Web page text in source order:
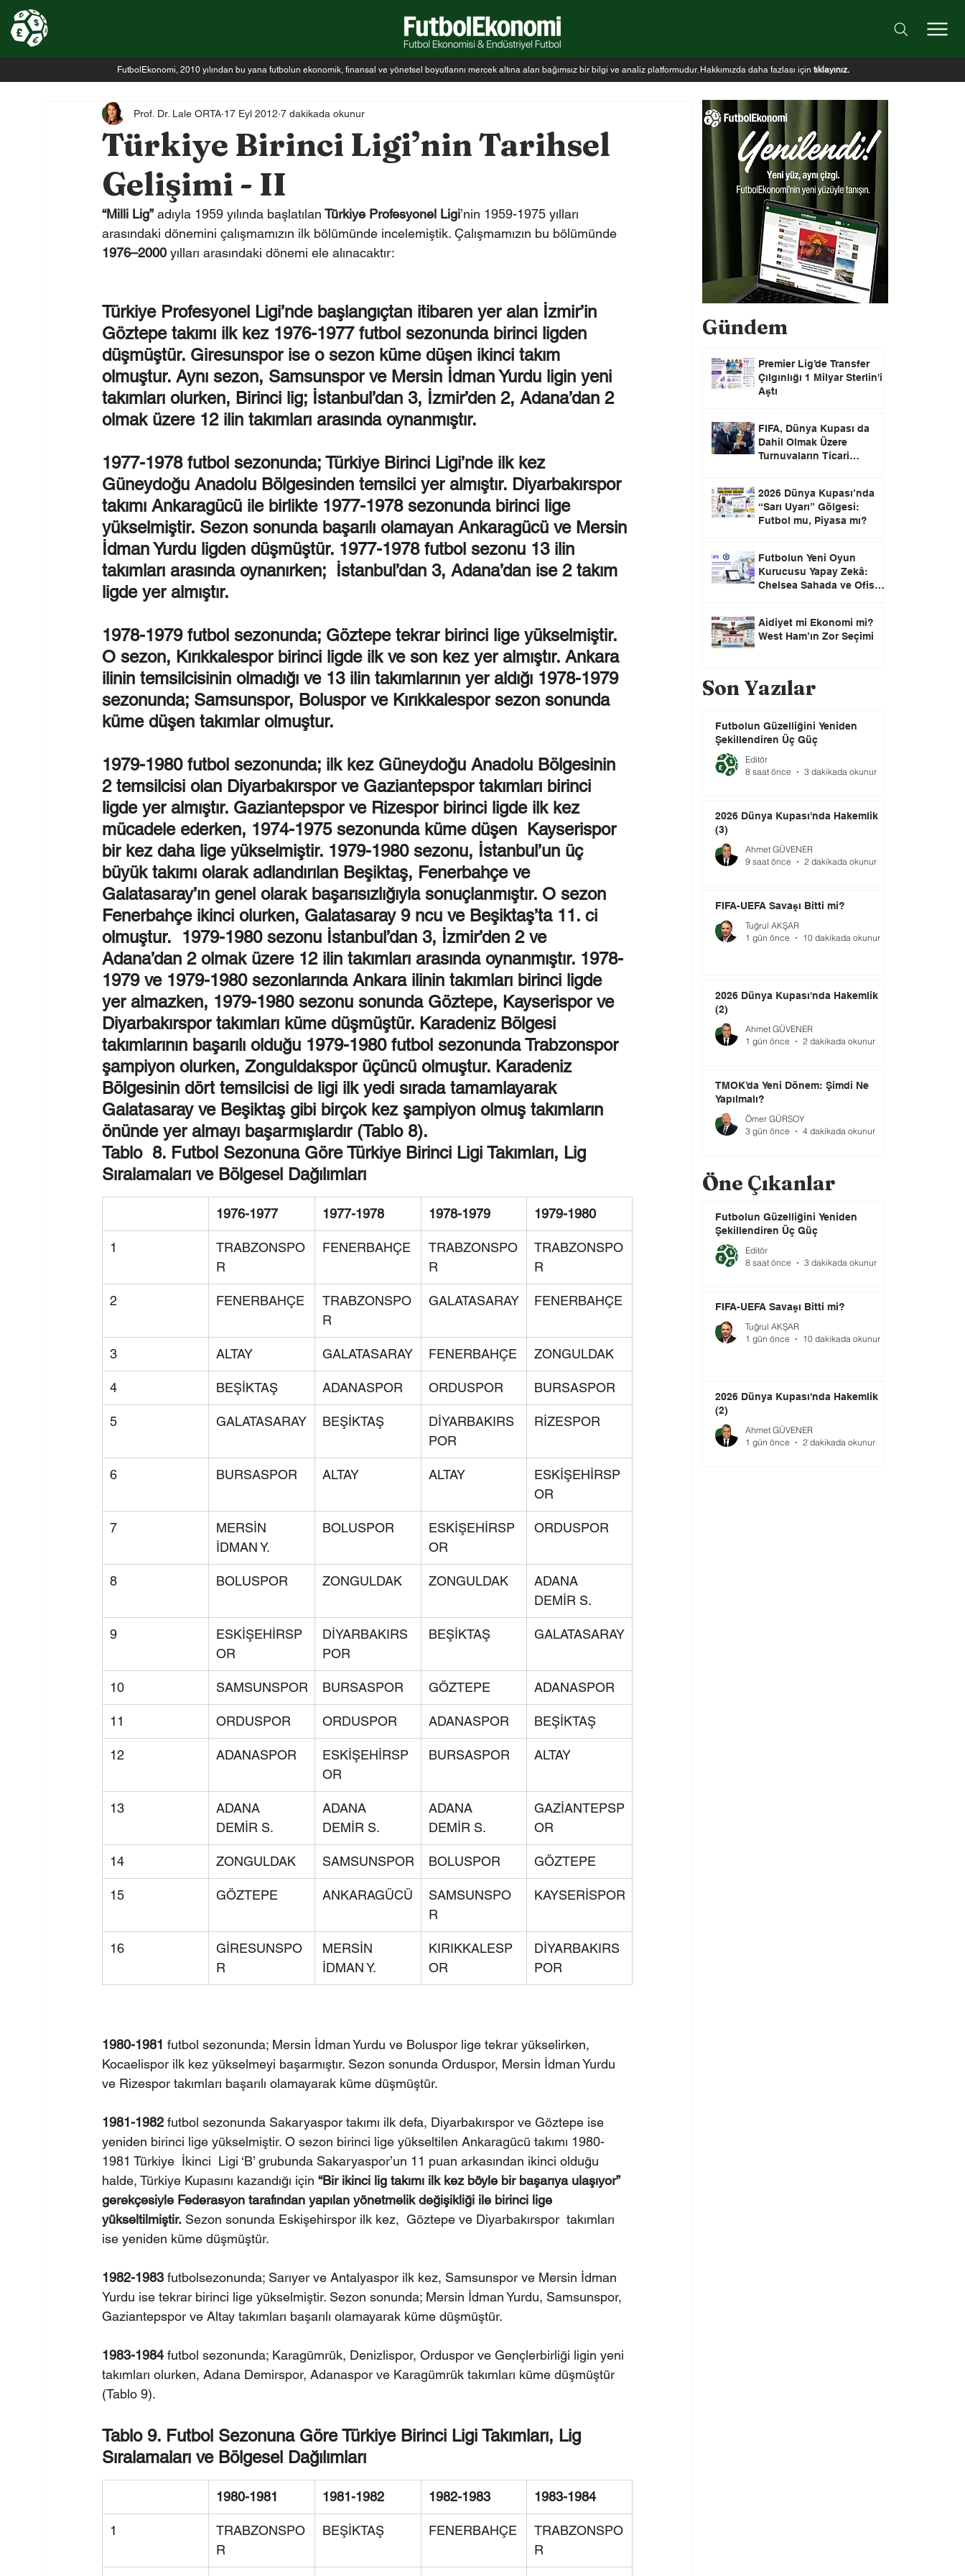
FutbolEkonomi, 2010 yılından bu yana futbolun ekonomik, finansal ve yönetsel boyutlarını mercek altına alan bağımsız bir bilgi ve analiz platformudur. Hakkımızda daha fazlası için tıklayınız.
Türkiye Birinci Ligi’nin Tarihsel
Gelişimi - II
Prof. Dr. Lale ORTA 17 Eyl 2012 7 dakikada okunur
“Milli Lig” adıyla 1959 yılında başlatılan Türkiye Profesyonel Ligi’nin 1959-1975 yılları
arasındaki dönemini çalışmamızın ilk bölümünde incelemiştik. Çalışmamızın bu bölümünde
1976–2000 yılları arasındaki dönemi ele alınacaktır:
Türkiye Profesyonel Ligi’nde başlangıçtan itibaren yer alan İzmir’in
Göztepe takımı ilk kez 1976-1977 futbol sezonunda birinci ligden
düşmüştür. Giresunspor ise o sezon küme düşen ikinci takım
olmuştur. Aynı sezon, Samsunspor ve Mersin İdman Yurdu ligin yeni
takımları olurken, Birinci lig; İstanbul’dan 3, İzmir’den 2, Adana’dan 2
olmak üzere 12 ilin takımları arasında oynanmıştır.
1977-1978 futbol sezonunda; Türkiye Birinci Ligi’nde ilk kez
Güneydoğu Anadolu Bölgesinden temsilci yer almıştır. Diyarbakırspor
takımı Ankaragücü ile birlikte 1977-1978 sezonunda birinci lige
yükselmiştir. Sezon sonunda başarılı olamayan Ankaragücü ve Mersin
İdman Yurdu ligden düşmüştür. 1977-1978 futbol sezonu 13 ilin
takımları arasında oynanırken;  İstanbul’dan 3, Adana’dan ise 2 takım
ligde yer almıştır.
1978-1979 futbol sezonunda; Göztepe tekrar birinci lige yükselmiştir.
O sezon, Kırıkkalespor birinci ligde ilk ve son kez yer almıştır. Ankara
ilinin temsilcisinin olmadığı ve 13 ilin takımlarının yer aldığı 1978-1979
sezonunda; Samsunspor, Boluspor ve Kırıkkalespor sezon sonunda
küme düşen takımlar olmuştur.
1979-1980 futbol sezonunda; ilk kez Güneydoğu Anadolu Bölgesinin
2 temsilcisi olan Diyarbakırspor ve Gaziantepspor takımları birinci
ligde yer almıştır. Gaziantepspor ve Rizespor birinci ligde ilk kez
mücadele ederken, 1974-1975 sezonunda küme düşen  Kayserispor
bir kez daha lige yükselmiştir. 1979-1980 sezonu, İstanbul’un üç
büyük takımı olarak adlandırılan Beşiktaş, Fenerbahçe ve
Galatasaray’ın genel olarak başarısızlığıyla sonuçlanmıştır. O sezon
Fenerbahçe ikinci olurken, Galatasaray 9 ncu ve Beşiktaş’ta 11. ci
olmuştur.  1979-1980 sezonu İstanbul’dan 3, İzmir’den 2 ve
Adana’dan 2 olmak üzere 12 ilin takımları arasında oynanmıştır. 1978-
1979 ve 1979-1980 sezonlarında Ankara ilinin takımları birinci ligde
yer almazken, 1979-1980 sezonu sonunda Göztepe, Kayserispor ve
Diyarbakırspor takımları küme düşmüştür. Karadeniz Bölgesi
takımlarının başarılı olduğu 1979-1980 futbol sezonunda Trabzonspor
şampiyon olurken, Zonguldakspor üçüncü olmuştur. Karadeniz
Bölgesinin dört temsilcisi de ligi ilk yedi sırada tamamlayarak
Galatasaray ve Beşiktaş gibi birçok kez şampiyon olmuş takımların
önünde yer almayı başarmışlardır (Tablo 8).
Tablo  8. Futbol Sezonuna Göre Türkiye Birinci Ligi Takımları, Lig
Sıralamaları ve Bölgesel Dağılımları
1976-1977 1977-1978 1978-1979 1979-1980
1
TRABZONSPO
R
FENERBAHÇE
TRABZONSPO
R
TRABZONSPO
R
2 FENERBAHÇE
TRABZONSPO
R
GALATASARAY FENERBAHÇE
3 ALTAY GALATASARAY FENERBAHÇE ZONGULDAK
4 BEŞİKTAŞ ADANASPOR ORDUSPOR BURSASPOR
5 GALATASARAY BEŞİKTAŞ
DİYARBAKIRS
POR
RİZESPOR
6 BURSASPOR ALTAY ALTAY
ESKİŞEHİRSP
OR
7
MERSİN
İDMAN Y.
BOLUSPOR
ESKİŞEHİRSP
OR
ORDUSPOR
8 BOLUSPOR ZONGULDAK ZONGULDAK
ADANA
DEMİR S.
9
ESKİŞEHİRSP
OR
DİYARBAKIRS
POR
BEŞİKTAŞ GALATASARAY
10 SAMSUNSPOR BURSASPOR GÖZTEPE ADANASPOR
11 ORDUSPOR ORDUSPOR ADANASPOR BEŞİKTAŞ
12 ADANASPOR
ESKİŞEHİRSP
OR
BURSASPOR ALTAY
13
ADANA
DEMİR S.
ADANA
DEMİR S.
ADANA
DEMİR S.
GAZİANTEPSP
OR
14 ZONGULDAK SAMSUNSPOR BOLUSPOR GÖZTEPE
15 GÖZTEPE ANKARAGÜCÜ
SAMSUNSPO
R
KAYSERİSPOR
16
GİRESUNSPO
R
MERSİN
İDMAN Y.
KIRIKKALESP
OR
DİYARBAKIRS
POR
1980-1981 futbol sezonunda; Mersin İdman Yurdu ve Boluspor lige tekrar yükselirken,
Kocaelispor ilk kez yükselmeyi başarmıştır. Sezon sonunda Orduspor, Mersin İdman Yurdu
ve Rizespor takımları başarılı olamayarak küme düşmüştür.
1981-1982 futbol sezonunda Sakaryaspor takımı ilk defa, Diyarbakırspor ve Göztepe ise
yeniden birinci lige yükselmiştir. O sezon birinci lige yükseltilen Ankaragücü takımı 1980-
1981 Türkiye  İkinci  Ligi ‘B’ grubunda Sakaryaspor’un 11 puan arkasından ikinci olduğu
halde, Türkiye Kupasını kazandığı için “Bir ikinci lig takımı ilk kez böyle bir başarıya ulaşıyor”
gerekçesiyle Federasyon tarafından yapılan yönetmelik değişikliği ile birinci lige
yükseltilmiştir. Sezon sonunda Eskişehirspor ilk kez,  Göztepe ve Diyarbakırspor  takımları
ise yeniden küme düşmüştür.
1982-1983 futbolsezonunda; Sarıyer ve Antalyaspor ilk kez, Samsunspor ve Mersin İdman
Yurdu ise tekrar birinci lige yükselmiştir. Sezon sonunda; Mersin İdman Yurdu, Samsunspor,
Gaziantepspor ve Altay takımları başarılı olamayarak küme düşmüştür.
1983-1984 futbol sezonunda; Karagümrük, Denizlispor, Orduspor ve Gençlerbirliği ligin yeni
takımları olurken, Adana Demirspor, Adanaspor ve Karagümrük takımları küme düşmüştür
(Tablo 9).
Tablo 9. Futbol Sezonuna Göre Türkiye Birinci Ligi Takımları, Lig
Sıralamaları ve Bölgesel Dağılımları
1980-1981 1981-1982 1982-1983 1983-1984
1
TRABZONSPO
R
BEŞİKTAŞ FENERBAHÇE
TRABZONSPO
R
Gündem
Premier Lig’de Transfer
Çılgınlığı 1 Milyar Sterlin'i
Aştı
FIFA, Dünya Kupası da
Dahil Olmak Üzere
Turnuvaların Ticari
2026 Dünya Kupası’nda
“Sarı Uyarı” Gölgesi:
Futbol mu, Piyasa mı?
Futbolun Yeni Oyun
Kurucusu Yapay Zekâ:
Chelsea Sahada ve Ofiste
Aidiyet mi Ekonomi mi?
West Ham’ın Zor Seçimi
Son Yazılar
Futbolun Güzelliğini Yeniden
Şekillendiren Üç Güç
Editör
8 saat önce
3 dakikada okunur
2026 Dünya Kupası'nda Hakemlik
(3)
Ahmet GÜVENER
9 saat önce
2 dakikada okunur
FIFA-UEFA Savaşı Bitti mi?
Tuğrul AKŞAR
1 gün önce
10 dakikada okunur
2026 Dünya Kupası'nda Hakemlik
(2)
Ahmet GÜVENER
1 gün önce
2 dakikada okunur
TMOK’da Yeni Dönem: Şimdi Ne
Yapılmalı?
Ömer GÜRSOY
3 gün önce
4 dakikada okunur
Öne Çıkanlar
Futbolun Güzelliğini Yeniden
Şekillendiren Üç Güç
Editör
8 saat önce
3 dakikada okunur
FIFA-UEFA Savaşı Bitti mi?
Tuğrul AKŞAR
1 gün önce
10 dakikada okunur
2026 Dünya Kupası'nda Hakemlik
(2)
Ahmet GÜVENER
1 gün önce
2 dakikada okunur